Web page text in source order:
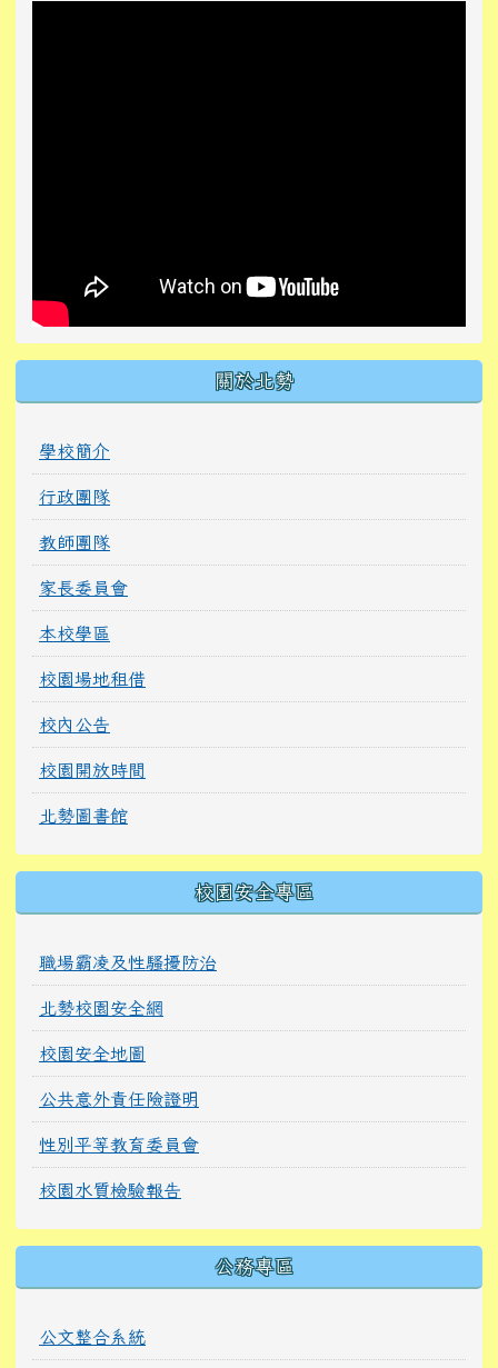
關於北勢
學校簡介
行政團隊
教師團隊
家長委員會
本校學區
校園場地租借
校內公告
校園開放時間
北勢圖書館
校園安全專區
職場霸凌及性騷擾防治
北勢校園安全網
校園安全地圖
公共意外責任險證明
性別平等教育委員會
校園水質檢驗報告
公務專區
公文整合系統